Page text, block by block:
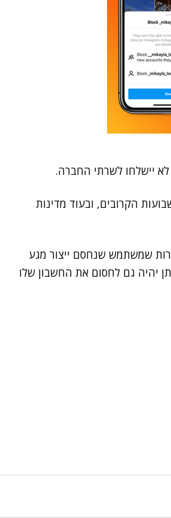
יישלחו לשרתי החברה.
הקרובים, ובעוד מדינות
שמשתמש שנחסם ייצור מגע
יהיה גם לחסום את החשבון שלו